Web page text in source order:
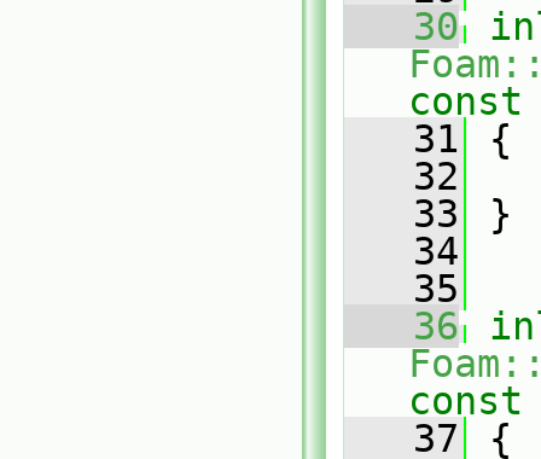
   30
const
   31
{
   32
   33
}
   34
   35
   36
const
   37
{